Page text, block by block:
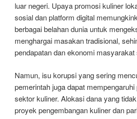
luar negeri. Upaya promosi kuliner
sosial dan platform digital
berbagai belahan dunia untuk
menghargai masakan tradisional,
pendapatan dan ekonomi masyarakat
Namun, isu korupsi yang sering
pemerintah juga dapat
sektor kuliner. Alokasi dana yang
proyek pengembangan kuliner dan